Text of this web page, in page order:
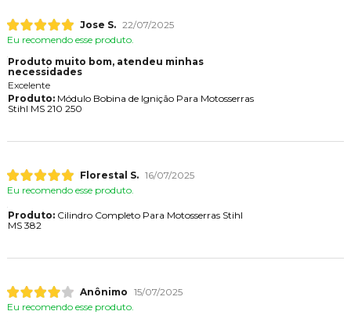
Jose S. 22/07/2025
Eu recomendo esse produto.
Produto muito bom, atendeu minhas
necessidades
Excelente
Produto:Módulo Bobina de Ignição Para Motosserras
Stihl MS 210 250
Florestal S. 16/07/2025
Eu recomendo esse produto.
Produto:Cilindro Completo Para Motosserras Stihl
MS 382
Anônimo 15/07/2025
Eu recomendo esse produto.